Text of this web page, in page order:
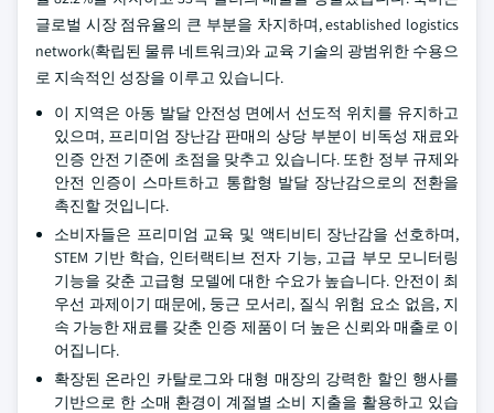
글로벌 시장 점유율의 큰 부분을 차지하며, established logistics
network(확립된 물류 네트워크)와 교육 기술의 광범위한 수용으
로 지속적인 성장을 이루고 있습니다.
이 지역은 아동 발달 안전성 면에서 선도적 위치를 유지하고
있으며, 프리미엄 장난감 판매의 상당 부분이 비독성 재료와
인증 안전 기준에 초점을 맞추고 있습니다. 또한 정부 규제와
안전 인증이 스마트하고 통합형 발달 장난감으로의 전환을
촉진할 것입니다.
소비자들은 프리미엄 교육 및 액티비티 장난감을 선호하며,
STEM 기반 학습, 인터랙티브 전자 기능, 고급 부모 모니터링
기능을 갖춘 고급형 모델에 대한 수요가 높습니다. 안전이 최
우선 과제이기 때문에, 둥근 모서리, 질식 위험 요소 없음, 지
속 가능한 재료를 갖춘 인증 제품이 더 높은 신뢰와 매출로 이
어집니다.
확장된 온라인 카탈로그와 대형 매장의 강력한 할인 행사를
기반으로 한 소매 환경이 계절별 소비 지출을 활용하고 있습